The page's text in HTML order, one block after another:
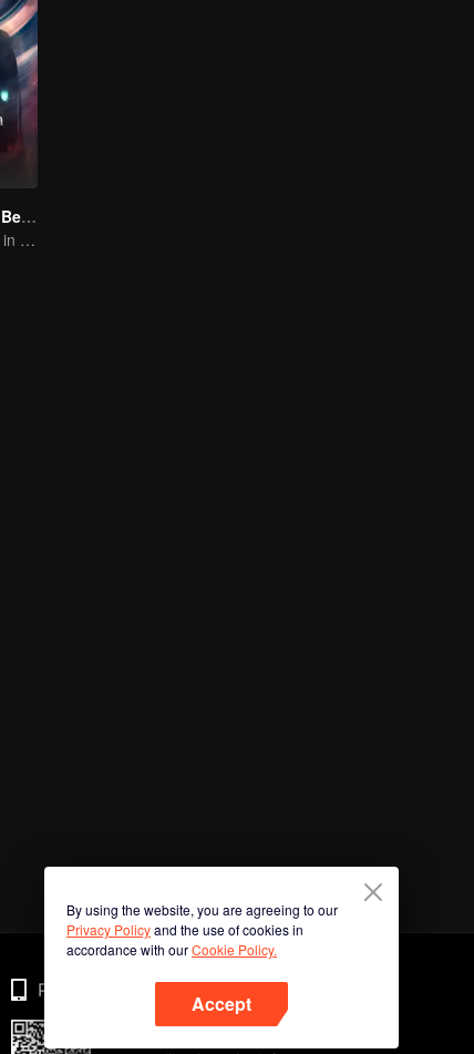
Forbidden Love Between
An Immortal Falls in Love With a Witch
By using the website, you are agreeing to our
Privacy Policyand the use of cookies in
accordance with ourCookie Policy.
Accept
Phone